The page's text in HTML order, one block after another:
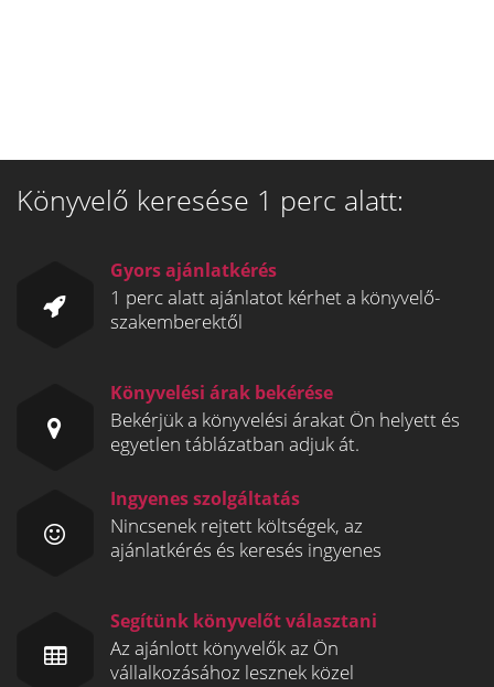
Könyvelő keresése 1 perc alatt:
Gyors ajánlatkérés
1 perc alatt ajánlatot kérhet a könyvelő-
szakemberektől
Könyvelési árak bekérése
Bekérjük a könyvelési árakat Ön helyett és
egyetlen táblázatban adjuk át.
Ingyenes szolgáltatás
Nincsenek rejtett költségek, az
ajánlatkérés és keresés ingyenes
Segítünk könyvelőt választani
Az ajánlott könyvelők az Ön
vállalkozásához lesznek közel